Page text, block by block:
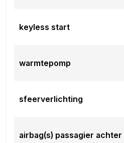
keyless start
warmtepomp
sfeerverlichting
airbag(s) passagier achter